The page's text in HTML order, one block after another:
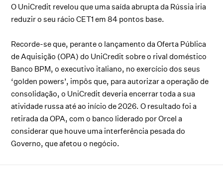
O UniCredit revelou que uma saída abrupta da Rússia iria
reduzir o seu rácio CET1 em 84 pontos base.
Recorde-se que, perante o lançamento da Oferta Pública
de Aquisição (OPA) do UniCredit sobre o rival doméstico
Banco BPM, o executivo italiano, no exercício dos seus
‘golden powers’, impôs que, para autorizar a operação de
consolidação, o UniCredit deveria encerrar toda a sua
atividade russa até ao início de 2026. O resultado foi a
retirada da OPA, com o banco liderado por Orcel a
considerar que houve uma interferência pesada do
Governo, que afetou o negócio.